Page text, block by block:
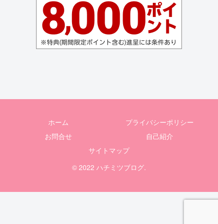
ホーム
プライバシーポリシー
お問合せ
自己紹介
サイトマップ
© 2022 ハチミツブログ.